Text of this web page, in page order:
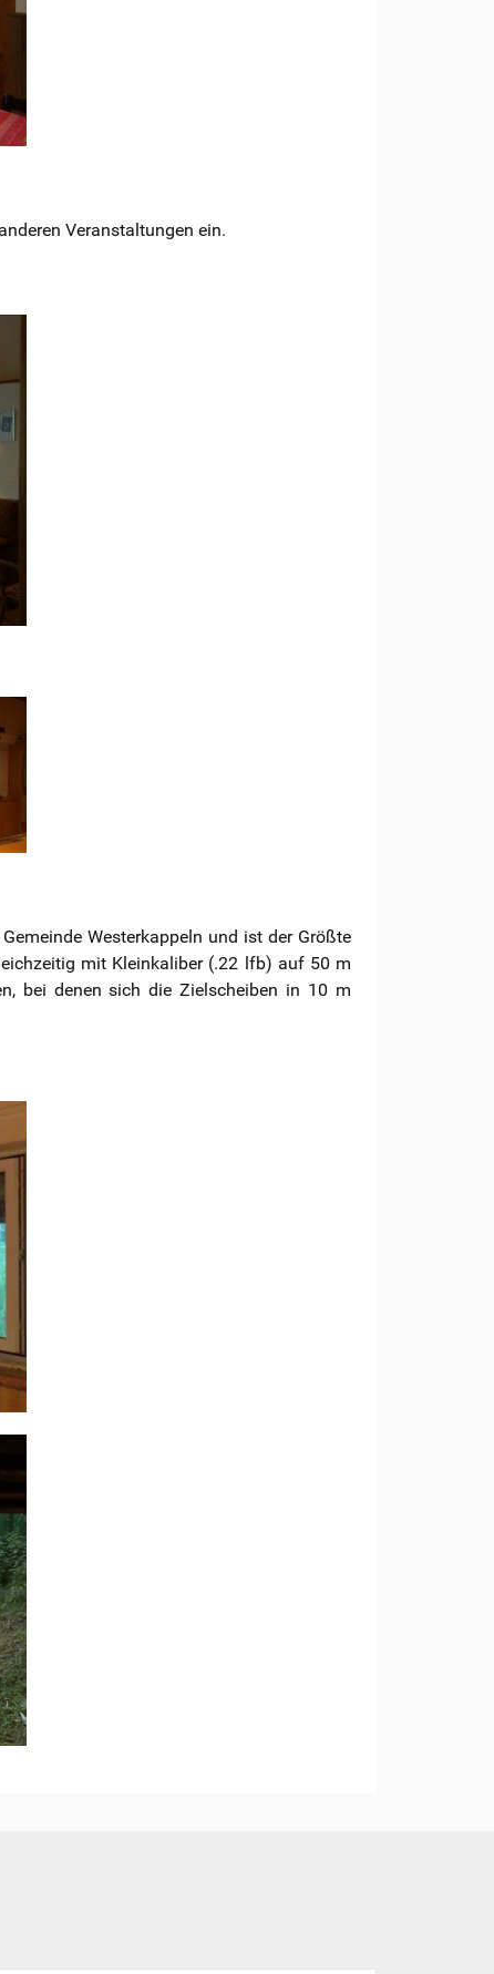
Veranstaltungen ein.
Westerkappeln und ist der Größte
mit Kleinkaliber (.22 lfb) auf 50 m
bei denen sich die Zielscheiben in 10 m